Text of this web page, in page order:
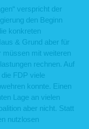
verspricht der
den Beginn
konkreten
& Grund aber für
müssen mit weiteren
rechnen. Auf
FDP viele
konnte. Einen
Lage an vielen
aber nicht. Statt
nutzlosen